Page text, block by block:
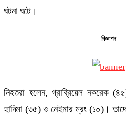
ঘটনা ঘটে।
বিজ্ঞাপন
নিহতরা হলেন, গ্রাব্রিয়েল নকরেক
হাদিমা (৩৫) ও নেইমার ম্রং (১০)।